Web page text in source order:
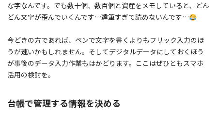
な字なんです。でも数十個、数百個と資産をメモしていると、どん
どん文字が歪んでいくんです…達筆すぎて読めないんです…
今どきの方であれば、ペンで文字を書くよりもフリック入力のほ
うが速いかもしれません。そしてデジタルデータにしておくほう
が事後のデータ入力作業もはかどります。ここはぜひともスマホ
活用の検討を。
台帳で管理する情報を決める